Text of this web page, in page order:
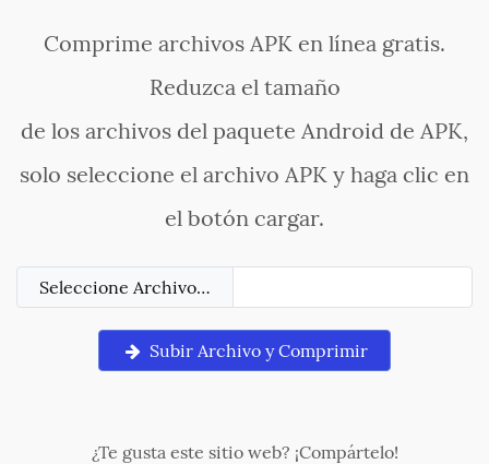
Comprime archivos APK en línea gratis.
Reduzca el tamaño
de los archivos del paquete Android de APK,
solo seleccione el archivo APK y haga clic en
el botón cargar.
Seleccione Archivo…
Subir Archivo y Comprimir
¿Te gusta este sitio web? ¡Compártelo!